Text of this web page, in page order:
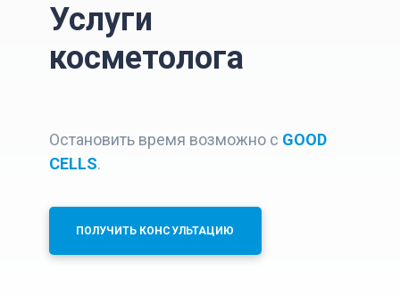
Услуги
косметолога
Остановить время возможно с GOOD
CELLS.
ПОЛУЧИТЬ КОНСУЛЬТАЦИЮ